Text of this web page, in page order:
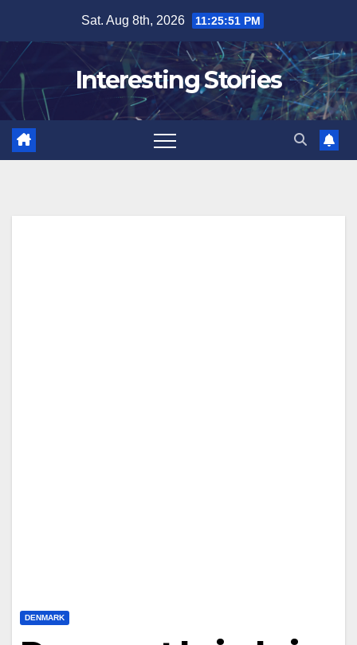
content
Sat. Aug 8th, 2026 11:25:52 PM
Interesting Stories
DENMARK